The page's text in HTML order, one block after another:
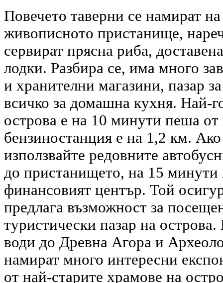
Повечето таверни се намират
живописното пристанище,
сервират прясна риба,
лодки. Разбира се, има много
и хранителни магазини, пазар
всичко за домашна кухня. Най-
острова е на 10 минути пеша от
бензиностанция е на 1,2 км.
използвайте редовните
до пристанището, на 15
финансовият център. Той
предлага възможност за
туристически пазар на
води до Древна Агора и
намират много интересни
от най-старите храмове на